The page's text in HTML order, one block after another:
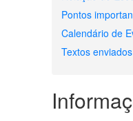
Pontos
Calendário de
Textos